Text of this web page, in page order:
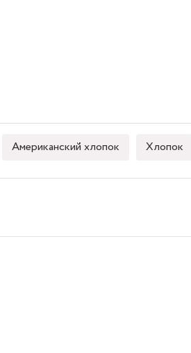
Американский хлопок Хлопок